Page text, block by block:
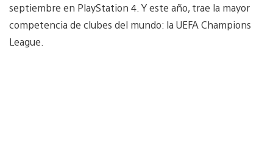
septiembre en PlayStation 4. Y este año, trae la mayor
competencia de clubes del mundo: la UEFA Champions
League.